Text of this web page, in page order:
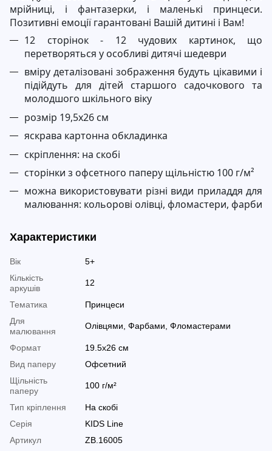
мрійниці, і фантазерки, і маленькі принцеси.
Позитивні емоції гарантовані Вашій дитині і Вам!
12 сторінок - 12 чудових картинок, що
перетворяться у особливі дитячі шедеври
вміру деталізовані зображення будуть цікавими і
підійдуть для дітей старшого садочкового та
молодшого шкільного віку
розмір 19,5х26 см
яскрава картонна обкладинка
скріплення: на скобі
сторінки з офсетного паперу щільністю 100 г/м²
можна використовувати різні види приладдя для
малювання: кольорові олівці, фломастери, фарби
Характеристики
Вік
5+
Кількість
аркушів
12
Тематика
Принцеси
Для
малювання
Олівцями, Фарбами, Фломастерами
Формат
19.5х26 см
Вид паперу
Офсетний
Щільність
паперу
100 г/м²
Тип кріплення
На скобі
Серія
KIDS Line
Артикул
ZB.16005